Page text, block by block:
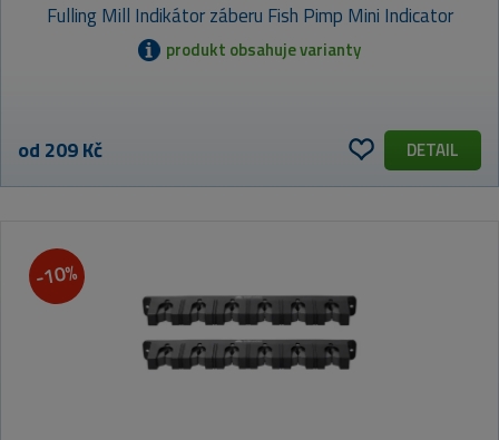
Fulling Mill Indikátor záberu Fish Pimp Mini Indicator
produkt obsahuje varianty
od 209 Kč DETAIL
-10%